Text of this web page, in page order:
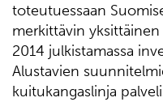
toteutuessaan
merkittävin
2014 julkistamassa
Alustavien
kuitukangaslinja